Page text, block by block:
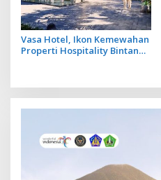
Vasa Hotel, Ikon Kemewahan
Properti Hospitality Bintang